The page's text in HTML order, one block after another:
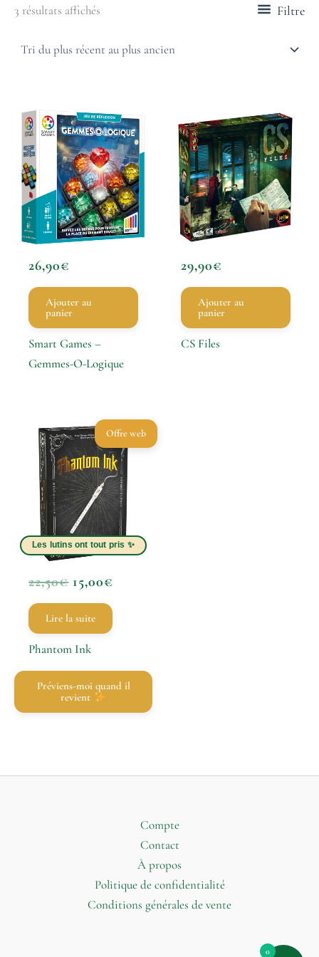
3 résultats affichés Filtre
26,90€
Ajouter au
panier
Smart Games –
Gemmes-O-Logique
29,90€
Ajouter au
panier
CS Files
Offre web
22,50€
Le
Prix
Initial
Était :
22,50€.
15,00€
Le
Prix
Actuel
Est :
15,00€.
Lire la suite
Phantom Ink
Préviens-moi quand il
revient
Compte
Contact
À propos
Politique de confidentialité
Conditions générales de vente
0